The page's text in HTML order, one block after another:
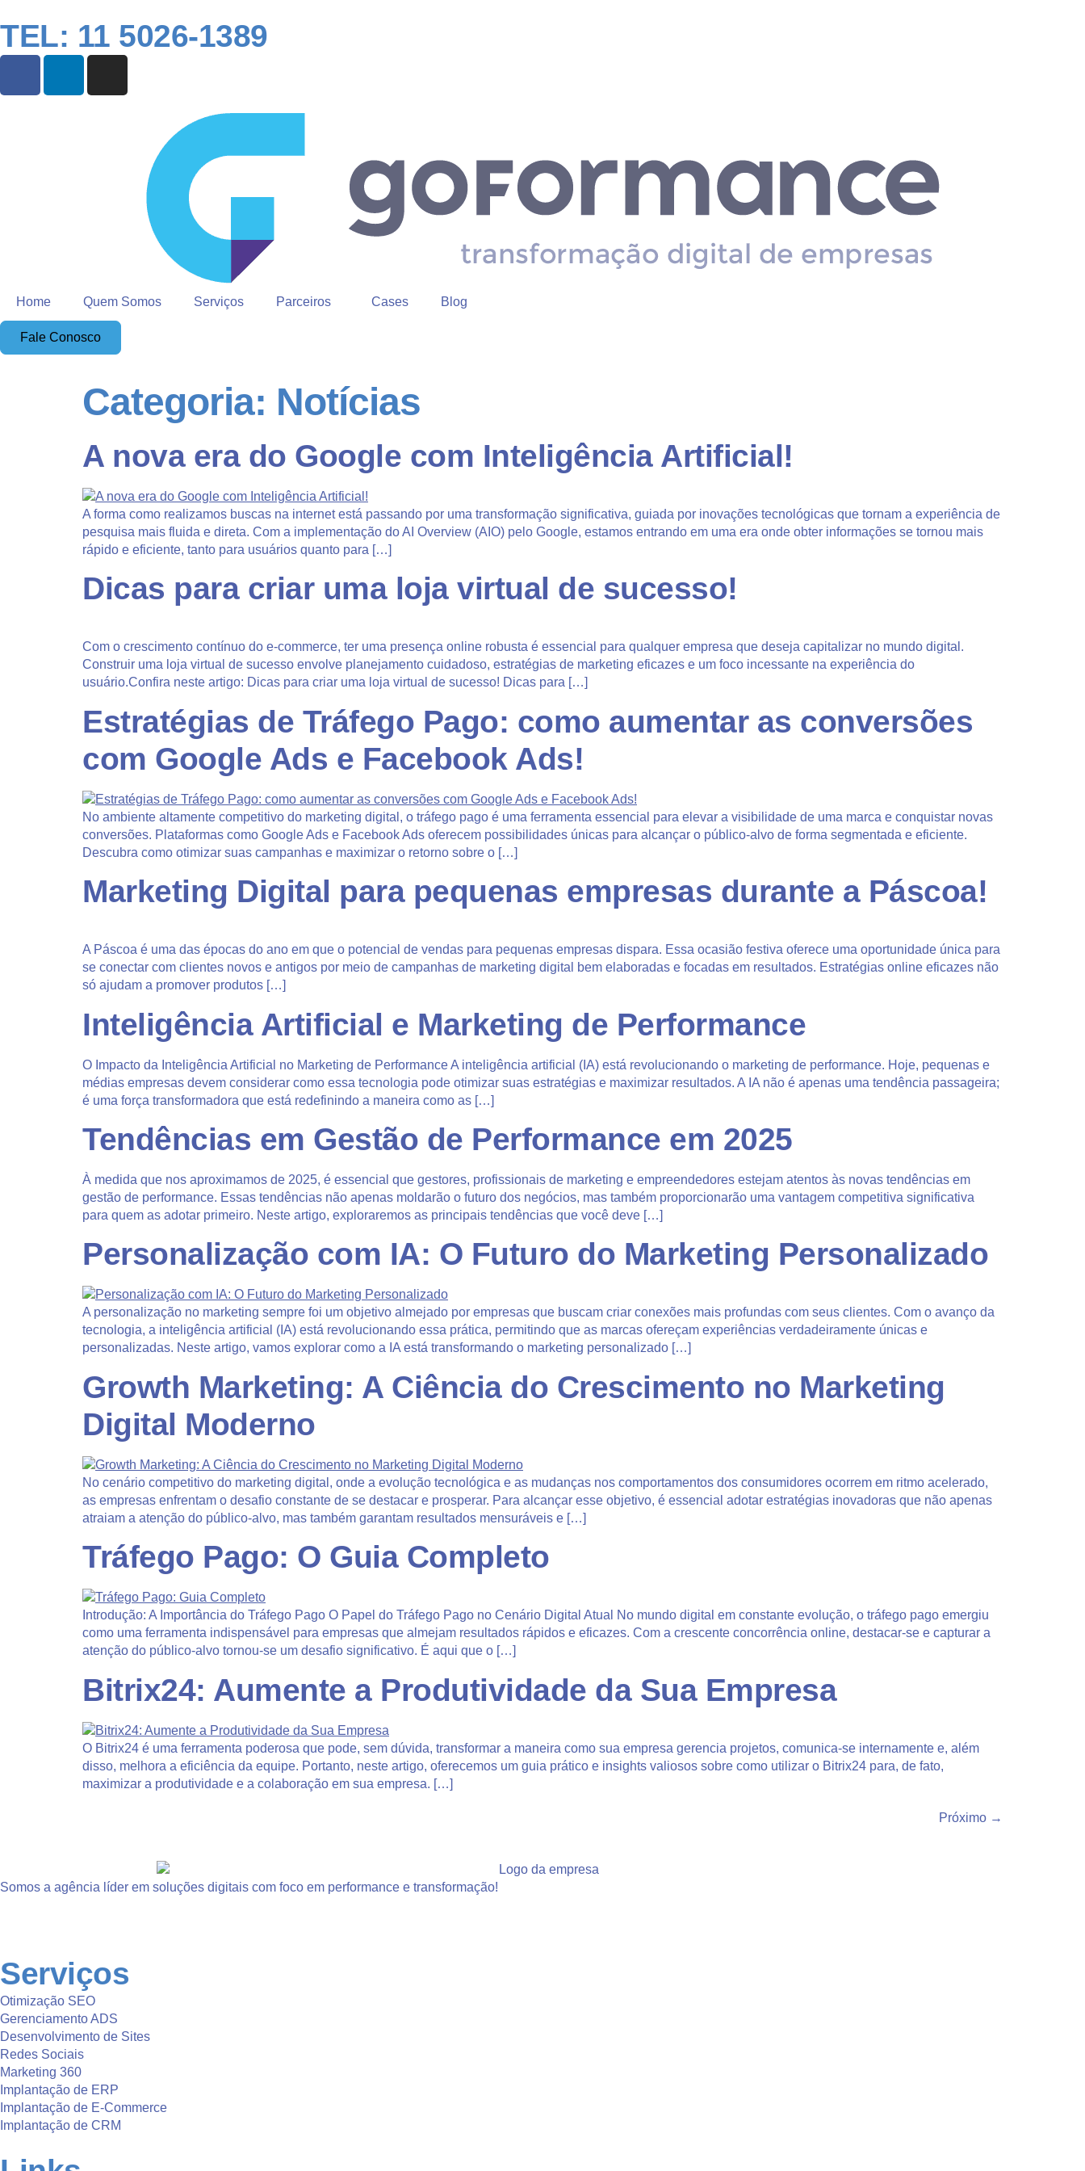
TEL: 11 5026-1389
Home Quem Somos Serviços Parceiros Cases Blog
Fale Conosco
Categoria: Notícias
A nova era do Google com Inteligência Artificial!
A forma como realizamos buscas na internet está passando por uma transformação significativa, guiada por inovações tecnológicas que tornam a experiência de
pesquisa mais fluida e direta. Com a implementação do AI Overview (AIO) pelo Google, estamos entrando em uma era onde obter informações se tornou mais
rápido e eficiente, tanto para usuários quanto para […]
Dicas para criar uma loja virtual de sucesso!
Com o crescimento contínuo do e-commerce, ter uma presença online robusta é essencial para qualquer empresa que deseja capitalizar no mundo digital.
Construir uma loja virtual de sucesso envolve planejamento cuidadoso, estratégias de marketing eficazes e um foco incessante na experiência do
usuário.Confira neste artigo: Dicas para criar uma loja virtual de sucesso! Dicas para […]
Estratégias de Tráfego Pago: como aumentar as conversões
com Google Ads e Facebook Ads!
No ambiente altamente competitivo do marketing digital, o tráfego pago é uma ferramenta essencial para elevar a visibilidade de uma marca e conquistar novas
conversões. Plataformas como Google Ads e Facebook Ads oferecem possibilidades únicas para alcançar o público-alvo de forma segmentada e eficiente.
Descubra como otimizar suas campanhas e maximizar o retorno sobre o […]
Marketing Digital para pequenas empresas durante a Páscoa!
A Páscoa é uma das épocas do ano em que o potencial de vendas para pequenas empresas dispara. Essa ocasião festiva oferece uma oportunidade única para
se conectar com clientes novos e antigos por meio de campanhas de marketing digital bem elaboradas e focadas em resultados. Estratégias online eficazes não
só ajudam a promover produtos […]
Inteligência Artificial e Marketing de Performance
O Impacto da Inteligência Artificial no Marketing de Performance A inteligência artificial (IA) está revolucionando o marketing de performance. Hoje, pequenas e
médias empresas devem considerar como essa tecnologia pode otimizar suas estratégias e maximizar resultados. A IA não é apenas uma tendência passageira;
é uma força transformadora que está redefinindo a maneira como as […]
Tendências em Gestão de Performance em 2025
À medida que nos aproximamos de 2025, é essencial que gestores, profissionais de marketing e empreendedores estejam atentos às novas tendências em
gestão de performance. Essas tendências não apenas moldarão o futuro dos negócios, mas também proporcionarão uma vantagem competitiva significativa
para quem as adotar primeiro. Neste artigo, exploraremos as principais tendências que você deve […]
Personalização com IA: O Futuro do Marketing Personalizado
A personalização no marketing sempre foi um objetivo almejado por empresas que buscam criar conexões mais profundas com seus clientes. Com o avanço da
tecnologia, a inteligência artificial (IA) está revolucionando essa prática, permitindo que as marcas ofereçam experiências verdadeiramente únicas e
personalizadas. Neste artigo, vamos explorar como a IA está transformando o marketing personalizado […]
Growth Marketing: A Ciência do Crescimento no Marketing
Digital Moderno
No cenário competitivo do marketing digital, onde a evolução tecnológica e as mudanças nos comportamentos dos consumidores ocorrem em ritmo acelerado,
as empresas enfrentam o desafio constante de se destacar e prosperar. Para alcançar esse objetivo, é essencial adotar estratégias inovadoras que não apenas
atraiam a atenção do público-alvo, mas também garantam resultados mensuráveis e […]
Tráfego Pago: O Guia Completo
Introdução: A Importância do Tráfego Pago O Papel do Tráfego Pago no Cenário Digital Atual No mundo digital em constante evolução, o tráfego pago emergiu
como uma ferramenta indispensável para empresas que almejam resultados rápidos e eficazes. Com a crescente concorrência online, destacar-se e capturar a
atenção do público-alvo tornou-se um desafio significativo. É aqui que o […]
Bitrix24: Aumente a Produtividade da Sua Empresa
O Bitrix24 é uma ferramenta poderosa que pode, sem dúvida, transformar a maneira como sua empresa gerencia projetos, comunica-se internamente e, além
disso, melhora a eficiência da equipe. Portanto, neste artigo, oferecemos um guia prático e insights valiosos sobre como utilizar o Bitrix24 para, de fato,
maximizar a produtividade e a colaboração em sua empresa. […]
Próximo →
Somos a agência líder em soluções digitais com foco em performance e transformação!
Serviços
Otimização SEO
Gerenciamento ADS
Desenvolvimento de Sites
Redes Sociais
Marketing 360
Implantação de ERP
Implantação de E-Commerce
Implantação de CRM